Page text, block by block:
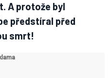
A protože byl
předstíral před
smrt!